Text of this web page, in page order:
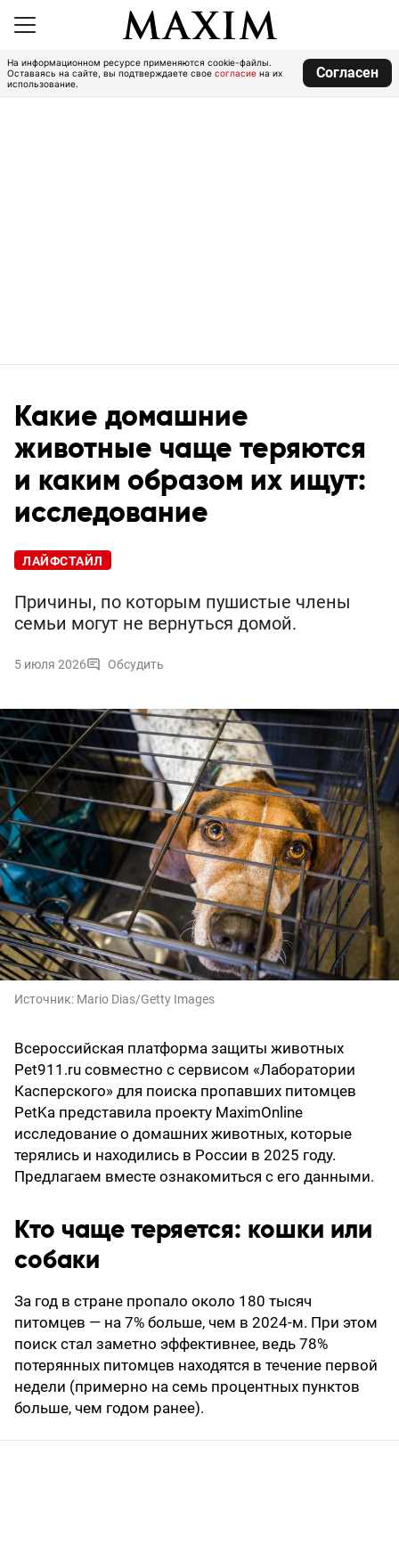
На информационном ресурсе применяются cookie-файлы.
Оставаясь на сайте, вы подтверждаете свое согласие на их
использование.
Согласен
Какие домашние
животные чаще теряются
и каким образом их ищут:
исследование
ЛАЙФСТАЙЛ
Причины, по которым пушистые члены
семьи могут не вернуться домой.
5 июля 2026 Обсудить
Источник: Mario Dias/Getty Images
Всероссийская платформа защиты животных
Pet911.ru совместно с сервисом «Лаборатории
Касперского» для поиска пропавших питомцев
PetKa представила проекту MaximOnline
исследование о домашних животных, которые
терялись и находились в России в 2025 году.
Предлагаем вместе ознакомиться с его данными.
Кто чаще теряется: кошки или
собаки
За год в стране пропало около 180 тысяч
питомцев — на 7% больше, чем в 2024-м. При этом
поиск стал заметно эффективнее, ведь 78%
потерянных питомцев находятся в течение первой
недели (примерно на семь процентных пунктов
больше, чем годом ранее).